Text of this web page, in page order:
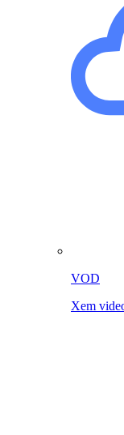
VOD
Xem